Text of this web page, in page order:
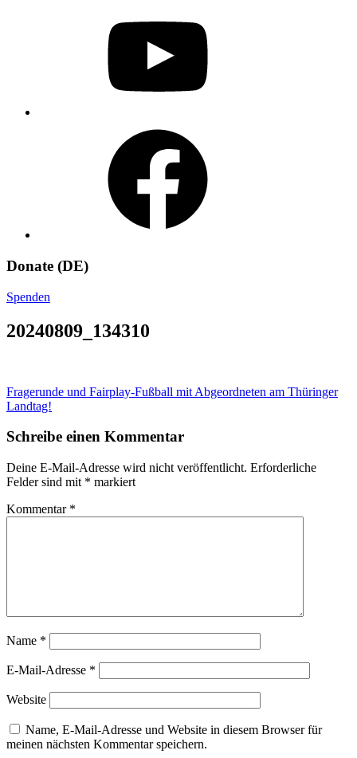
Donate (DE)
Spenden
20240809_134310
Beitragsnavigation
Fragerunde und Fairplay-Fußball mit Abgeordneten am Thüringer
Landtag!
Schreibe einen Kommentar
Deine E-Mail-Adresse wird nicht veröffentlicht. Erforderliche
Felder sind mit * markiert
Kommentar *
Name *
E-Mail-Adresse *
Website
Name, E-Mail-Adresse und Website in diesem Browser für
meinen nächsten Kommentar speichern.